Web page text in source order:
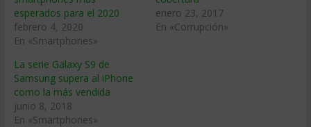
esperados para el 2020
febrero 4, 2020
En «Smartphones»
enero 23, 2017
En «Corrupción»
La serie Galaxy S9 de
Samsung supera al iPhone
como la más vendida
junio 8, 2018
En «Smartphones»